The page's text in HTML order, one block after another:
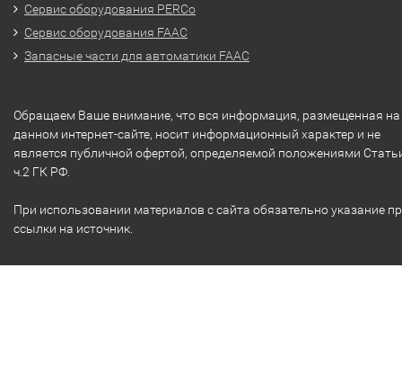
Сервис оборудования PERCo
Сервис оборудования FAAC
Запасные части для автоматики FAAC
Обращаем Ваше внимание, что вся информация, размещенная на
данном интернет-сайте, носит информационный характер и не
является публичной офертой, определяемой положениями
ч.2 ГК РФ.
При использовании материалов с сайта обязательно указание
ссылки на источник.